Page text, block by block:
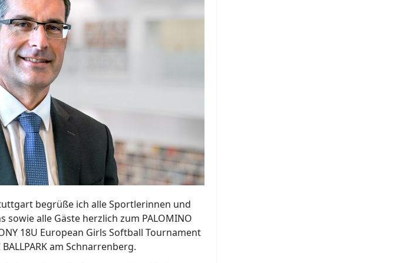
begrüße ich alle Sportlerinnen und
alle Gäste herzlich zum PALOMINO
18U European Girls Softball Tournament
am Schnarrenberg.